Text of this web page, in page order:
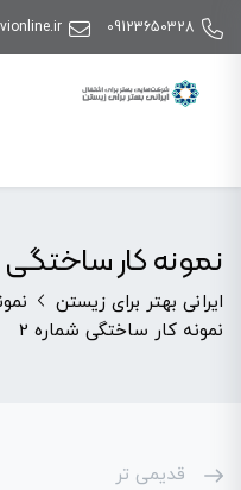
09123650328
نمونه کار ساختگی
ایرانی بهتر برای زیستن
نمونه کار ساختگی شماره 2
قدیمی تر